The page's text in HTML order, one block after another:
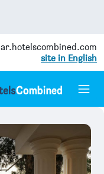
ar.hotelscombined.com
site in English